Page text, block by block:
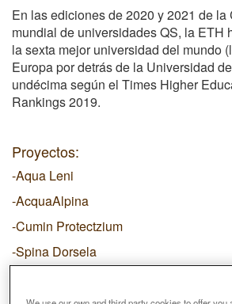
En las ediciones de 2020 y 2021 de la
mundial de universidades QS, la ETH
la sexta mejor universidad del mundo
Europa por detrás de la Universidad
undécima según el Times Higher
Rankings 2019.
Proyectos:
-Aqua Leni
-AcquaAlpina
-Cumin Protectzium
-Spina Dorsela